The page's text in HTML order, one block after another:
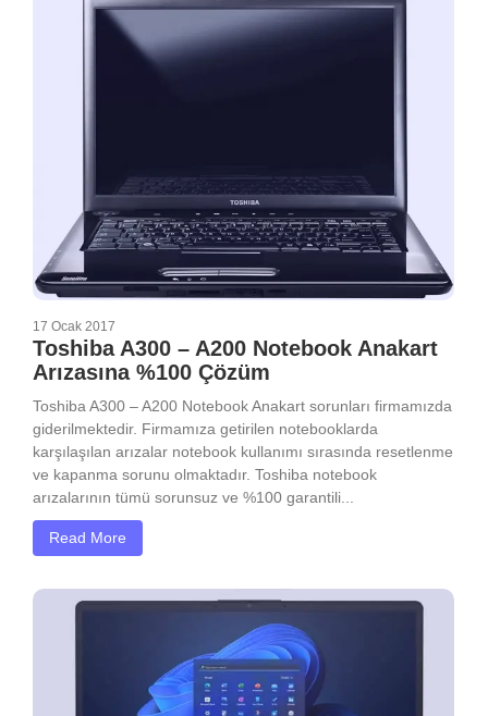
17 Ocak 2017
Toshiba A300 – A200 Notebook Anakart
Arızasına %100 Çözüm
Toshiba A300 – A200 Notebook Anakart sorunları firmamızda
giderilmektedir. Firmamıza getirilen notebooklarda
karşılaşılan arızalar notebook kullanımı sırasında resetlenme
ve kapanma sorunu olmaktadır. Toshiba notebook
arızalarının tümü sorunsuz ve %100 garantili...
Read More